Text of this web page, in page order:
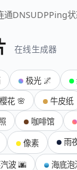
通DNSUDPPing
在线生成器
极光 🌌
樱花 🌸 牛皮纸
咖啡馆
像素 雨
波 🌆 海底泡